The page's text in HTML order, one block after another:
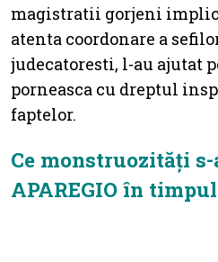
magistratii gorjeni
atenta coordonare a
judecatoresti, l-au ajutat
porneasca cu dreptul
faptelor.
Ce monstruozități
APAREGIO în